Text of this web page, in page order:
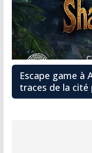
Escape game à
traces de la cité